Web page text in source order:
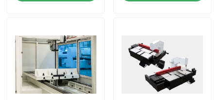
Excursão da fábrica
Controle da qualidade